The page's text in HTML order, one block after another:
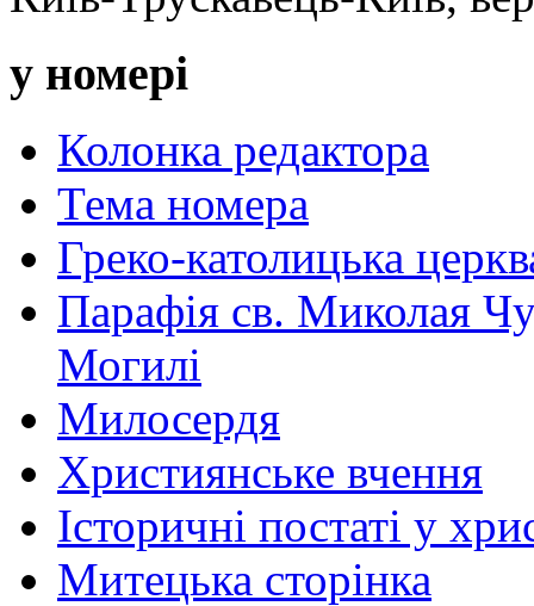
у номері
Колонка редактора
Тема номера
Греко-католицька
Парафія св. Миколая
Могилі
Милосердя
Християнське вчення
Історичні постаті у
Митецька сторінка